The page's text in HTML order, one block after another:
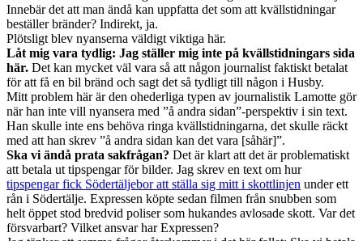
Innebär det att man ändå kan uppfatta det som att kvällstidningar
beställer bränder? Indirekt, ja.
Plötsligt blev nyanserna väldigt viktiga här.
Låt mig vara tydlig: Jag ställer mig inte på kvällstidningars sida
här. Det kan mycket väl vara så att någon journalist faktiskt betalat
för att få en bil bränd och sagt det så tydligt till någon i Husby.
Mitt problem här är den ohederliga typen av journalistik Lamotte gör
när han inte vill nyansera med ”å andra sidan”-perspektiv i sin text.
Han skulle inte ens behöva ringa kvällstidningarna, det skulle räckt
med att han skrev ”å andra sidan kan det vara [såhär]”.
Ska vi ändå prata sakfrågan? Det är klart att det är problematiskt
att betala ut tipspengar för bilder. Jag skrev en text om hur
tipspengar fick Södertäljebor att ställa sig mitt i skottlinjen under ett
rån i Södertälje. Expressen köpte sedan filmen från snubben som
helt öppet stod bredvid poliser som hukandes avlosade skott. Var det
försvarbart? Vilket ansvar har Expressen?